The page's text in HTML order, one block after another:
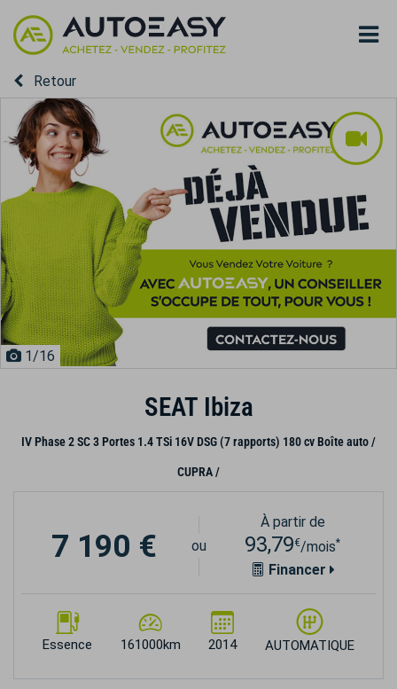
Retour
1/16
SEAT Ibiza
IV Phase 2 SC 3 Portes 1.4 TSi 16V DSG (7 rapports) 180 cv Boîte auto /
CUPRA /
Essence 161000km 2014 AUTOMATIQUE
7 190 € ou
À partir de
93,79€/mois*
Financer